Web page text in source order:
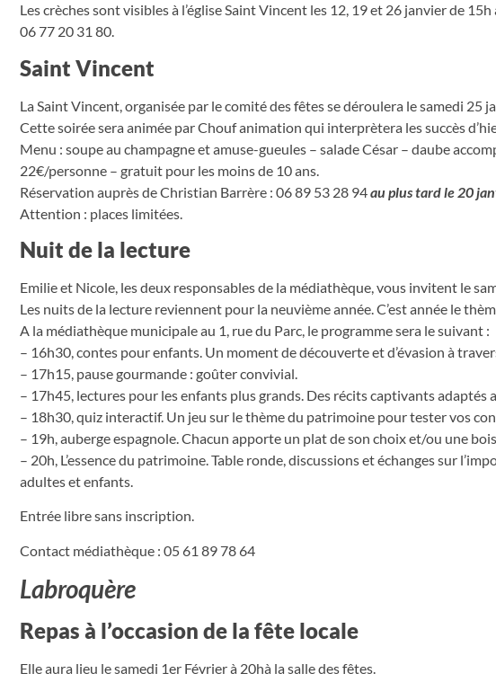
Les crèches sont visibles à l’église Saint Vincent les 12, 19 et 26 janvier de
06 77 20 31 80.
Saint Vincent
La Saint Vincent, organisée par le comité des fêtes se déroulera le samedi 25
Cette soirée sera animée par Chouf animation qui interprètera les succès
Menu : soupe au champagne et amuse-gueules – salade César – daube
22€/personne – gratuit pour les moins de 10 ans.
Réservation auprès de Christian Barrère : 06 89 53 28 94au plus tard le 20
Attention : places limitées.
Nuit de la lecture
Emilie et Nicole, les deux responsables de la médiathèque, vous invitent le
Les nuits de la lecture reviennent pour la neuvième année. C’est année le
A la médiathèque municipale au 1, rue du Parc, le programme sera le suivant :
– 16h30, contes pour enfants. Un moment de découverte et d’évasion à
– 17h15, pause gourmande : goûter convivial.
– 17h45, lectures pour les enfants plus grands. Des récits captivants adaptés
– 18h30, quiz interactif. Un jeu sur le thème du patrimoine pour tester vos
– 19h, auberge espagnole. Chacun apporte un plat de son choix et/ou une
– 20h, L’essence du patrimoine. Table ronde, discussions et échanges sur
adultes et enfants.
Entrée libre sans inscription.
Contact médiathèque : 05 61 89 78 64
Labroquère
Repas à l’occasion de la fête locale
Elle aura lieu le samedi 1er Février à 20hà la salle des fêtes.